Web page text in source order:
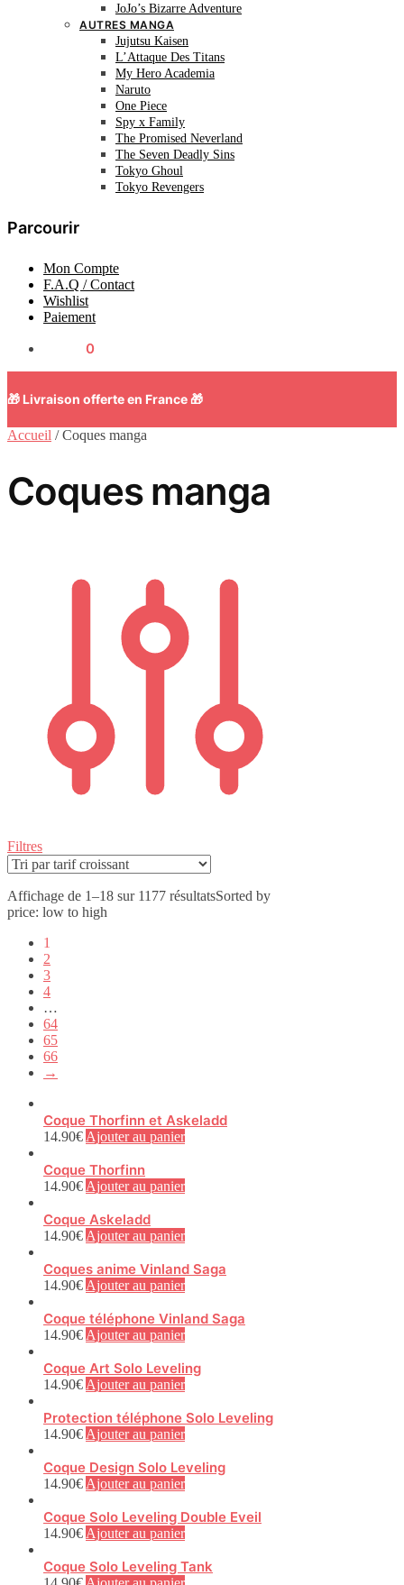
JoJo’s Bizarre Adventure
AUTRES MANGA
Jujutsu Kaisen
L’Attaque Des Titans
My Hero Academia
Naruto
One Piece
Spy x Family
The Promised Neverland
The Seven Deadly Sins
Tokyo Ghoul
Tokyo Revengers
Parcourir
Mon Compte
F.A.Q / Contact
Wishlist
Paiement
0
🎁 Livraison offerte en France 🎁
Accueil /Coques manga
Coques manga
Filtres
Affichage de 1–18 sur 1177 résultatsSorted by
price: low to high
1
2
3
4
…
64
65
66
→
Coque Thorfinn et Askeladd
14.90€Ajouter au panier
Coque Thorfinn
14.90€Ajouter au panier
Coque Askeladd
14.90€Ajouter au panier
Coques anime Vinland Saga
14.90€Ajouter au panier
Coque téléphone Vinland Saga
14.90€Ajouter au panier
Coque Art Solo Leveling
14.90€Ajouter au panier
Protection téléphone Solo Leveling
14.90€Ajouter au panier
Coque Design Solo Leveling
14.90€Ajouter au panier
Coque Solo Leveling Double Eveil
14.90€Ajouter au panier
Coque Solo Leveling Tank